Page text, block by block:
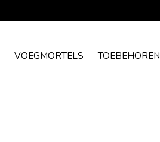
VOEGMORTELS TOEBEHOREN